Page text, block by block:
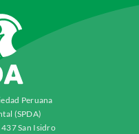
Peruana
(SPDA)
San Isidro